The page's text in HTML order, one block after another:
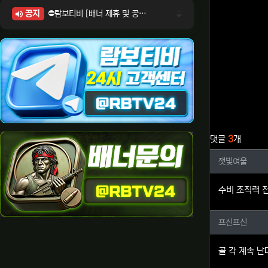
댓글 3개
잿빛여
잿빛여울
수비 조직력
프신프
프신프신
골 각 계속 난
공지
⛔람보티비 [배너 제휴 및 공식 입점 문의 안내]
⛔람보티비 [정회원 등급UP! 안내사항]
⛔람보티비 [채팅방 이용시 주의사항]
⛔람보티비 [공식보증업체 안내]